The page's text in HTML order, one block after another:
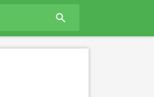
search